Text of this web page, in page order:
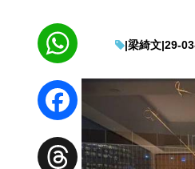
|梁綺文|29-
WhatsApp
Facebook